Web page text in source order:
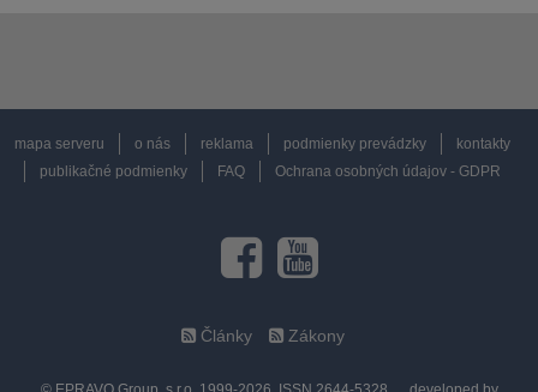
mapa serveru o nás reklama podmienky prevádzky
kontakty
publikačné podmienky
FAQ Ochrana osobných údajov - GDPR
Články Zákony